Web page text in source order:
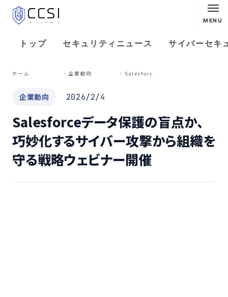
MENU
トップ セキュリティニュース サイバーセキ
ホーム 企業動向
企業動向 2026/2/4
Salesforceデータ保護の盲点か、
巧妙化するサイバー攻撃から組織を
守る戦略ウェビナー開催